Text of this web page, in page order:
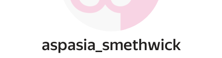
aspasia_smethwick